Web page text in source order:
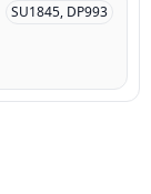
SU1845, DP993